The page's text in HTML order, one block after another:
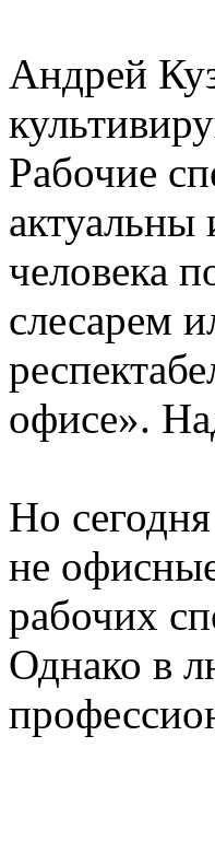
Андрей
Рабочие
человека
слесарем
офисе».
Но
не
рабочих
Однако в